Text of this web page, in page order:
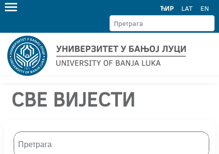
ЋИР LAT EN
СВЕ ВИЈЕСТИ